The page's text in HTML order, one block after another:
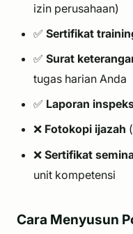
izin perusahaan)
✅ Sertifikat
✅ Surat
tugas harian Anda
✅ Laporan
❌ Fotokopi ijazah
❌ Sertifikat
unit kompetensi
Cara Menyusun